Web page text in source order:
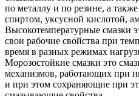
по металлу и по резине, а
спиртом, уксусной кислотой,
Высокотемпературные смазки
свои рабочие свойства при
время в разных режимах
Морозостойкие смазки это
механизмов, работающих при
и при этом сохраняющие при